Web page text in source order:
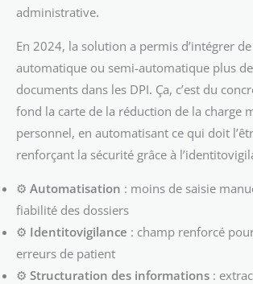
administrative.
En 2024, la solution a permis d’intégrer
automatique ou semi-automatique plus
documents dans les DPI. Ça, c’est du
fond la carte de la réduction de la charge
personnel, en automatisant ce qui doit
renforçant la sécurité grâce à
⚙️ Automatisation : moins de saisie
fiabilité des dossiers
⚙️ Identitovigilance : champ renforcé
erreurs de patient
⚙️ Structuration des informations :